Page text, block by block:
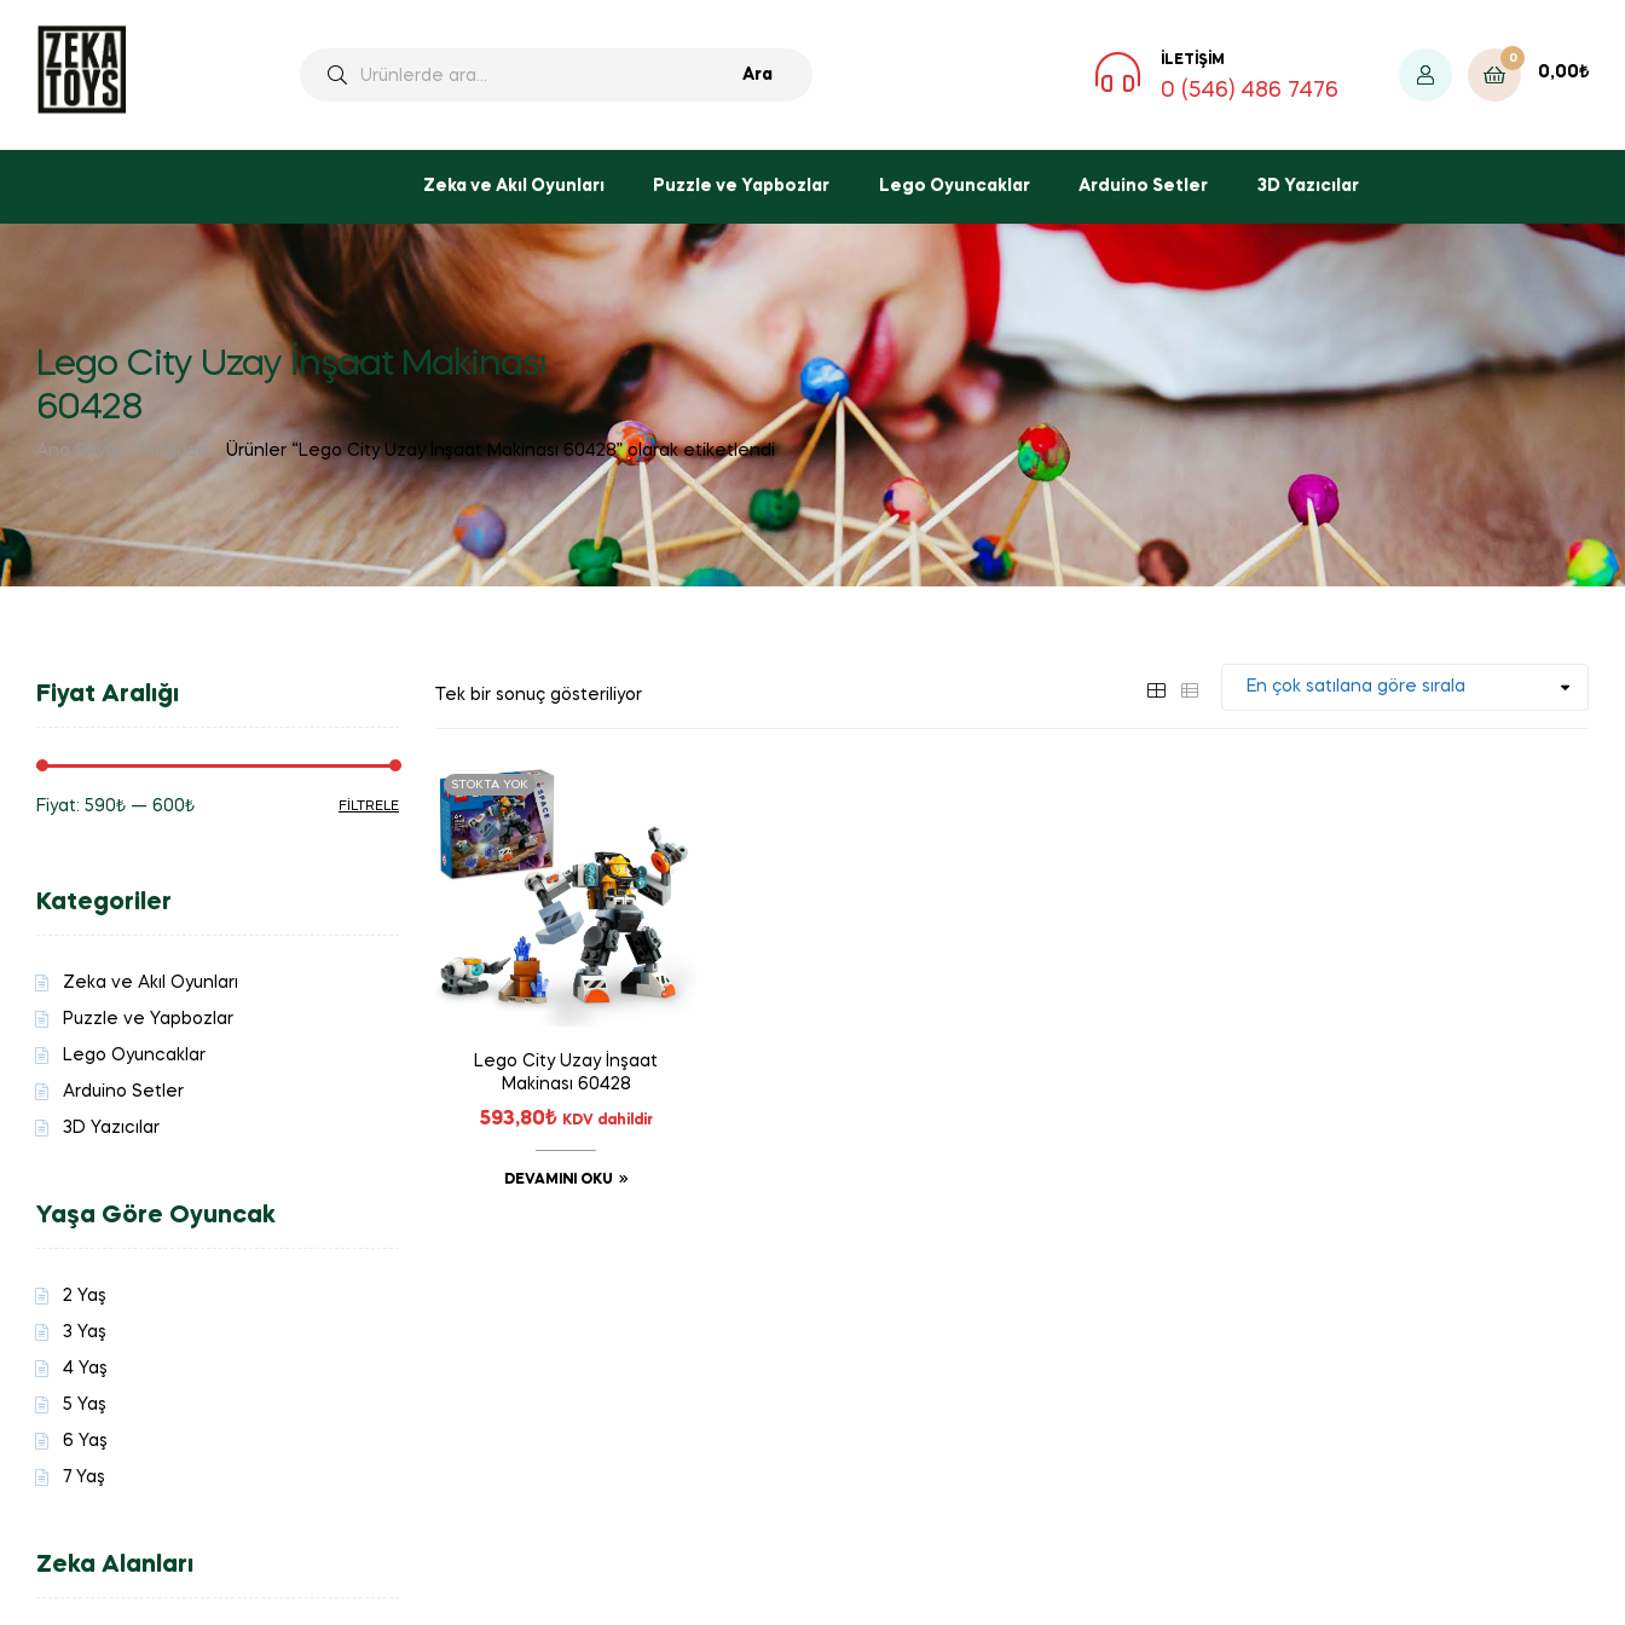
Ara
İLETIŞIM
0 (546) 486 7476
0
0,00₺
Zeka ve Akıl Oyunları Puzzle ve Yapbozlar Lego Oyuncaklar Arduino Setler 3D Yazıcılar
Lego City Uzay İnşaat Makinası
60428
Ana Sayfa Mağaza Ürünler “Lego City Uzay İnşaat Makinası 60428” olarak etiketlendi
Tek bir sonuç gösteriliyor
STOKTA YOK
Lego City Uzay İnşaat
Makinası 60428
593,80₺ KDV dahildir
DEVAMINI OKU
Fiyat Aralığı
düşük
yüksek
FILTRELE
Fiyat: 590₺ — 600₺
Kategoriler
Zeka ve Akıl Oyunları
Puzzle ve Yapbozlar
Lego Oyuncaklar
Arduino Setler
3D Yazıcılar
Yaşa Göre Oyuncak
2 Yaş
3 Yaş
4 Yaş
5 Yaş
6 Yaş
7 Yaş
Zeka Alanları